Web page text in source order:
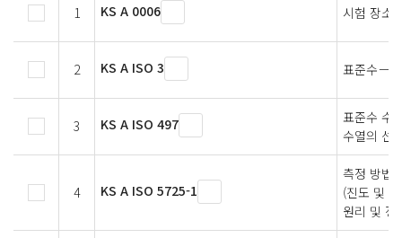
1 KS A 0006 시험 장소
2 KS A ISO 3 표준수－
3 KS A ISO 497
표준수 수
수열의 선
4 KS A ISO 5725-1
측정 방법
(진도 및
원리 및 정